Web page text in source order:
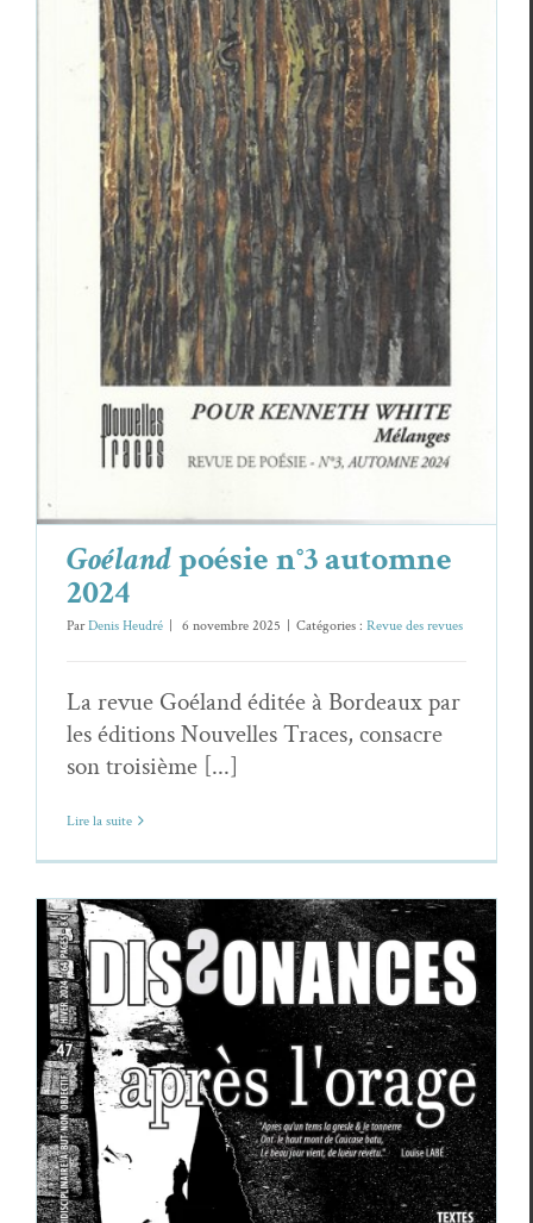
Goélandpoésie n°3 automne 2024
Revue des revues
Goélandpoésie n°3 automne
2024
ParDenis Heudré | 6 novembre 2025 | Catégories : Revue des revues
La revue Goéland éditée à Bordeaux par
les éditions Nouvelles Traces, consacre
son troisième [...]
Lire la suite